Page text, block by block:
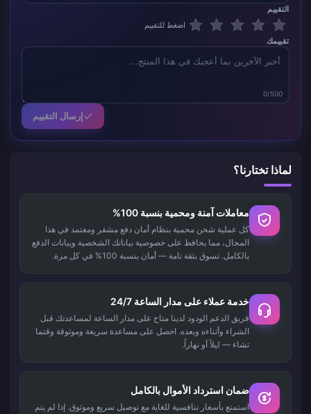
التقييم
اضغط للتقييم
تقييمك
0/500
إرسال التقييم
لماذا تختارنا؟
معاملات آمنة ومحمية بنسبة 100%
كل عملية شحن محمية بنظام أمان دفع مشفر ومعتمد في هذا
المجال، مما يحافظ على خصوصية بياناتك الشخصية وبيانات الدفع
بالكامل. تسوق بثقة تامة — أمان بنسبة 100% في كل مرة.
خدمة عملاء على مدار الساعة 24/7
فريق الدعم الودود لدينا متاح على مدار الساعة لمساعدتك قبل
الشراء وأثناءه وبعده. احصل على مساعدة سريعة وموثوقة وقتما
تشاء — ليلاً أو نهاراً.
ضمان استرداد الأموال بالكامل
استمتع بأسعار تنافسية للغاية مع توصيل سريع وموثوق. إذا لم يتم